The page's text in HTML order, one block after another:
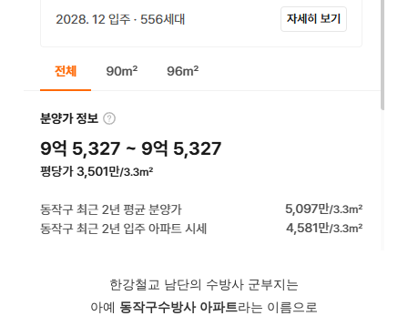
한강철교 남단의 수방사 군부지는
아예 동작구수방사 아파트라는 이름으로